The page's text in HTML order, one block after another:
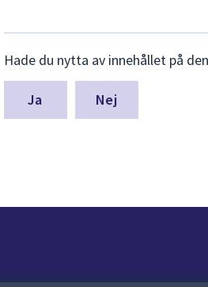
dem.
synpunkter
för
denna
Hade du nytta av innehållet på
Nej